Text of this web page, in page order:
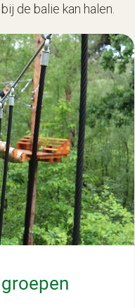
de balie kan halen.